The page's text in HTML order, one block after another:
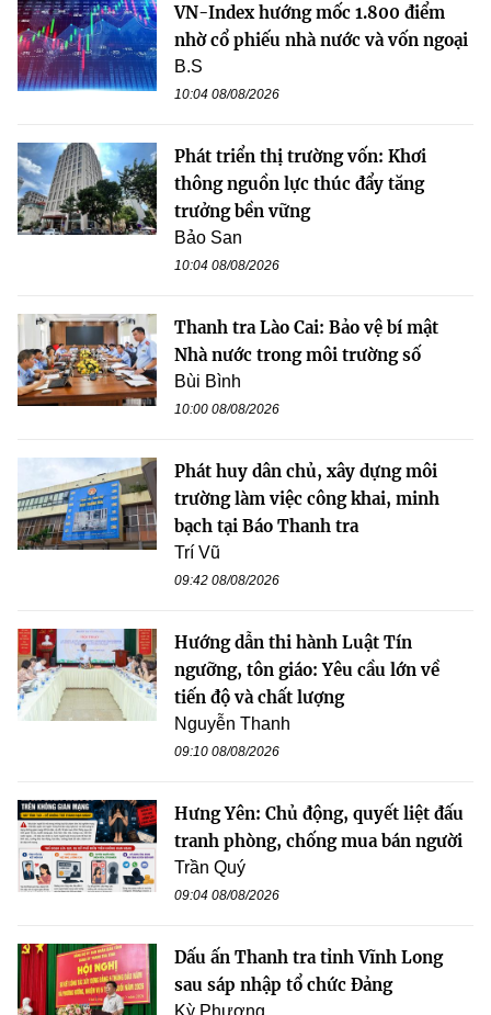
VN-Index hướng mốc 1.800 điểm
nhờ cổ phiếu nhà nước và vốn ngoại
B.S
10:04 08/08/2026
Phát triển thị trường vốn: Khơi
thông nguồn lực thúc đẩy tăng
trưởng bền vững
Bảo San
10:04 08/08/2026
Thanh tra Lào Cai: Bảo vệ bí mật
Nhà nước trong môi trường số
Bùi Bình
10:00 08/08/2026
Phát huy dân chủ, xây dựng môi
trường làm việc công khai, minh
bạch tại Báo Thanh tra
Trí Vũ
09:42 08/08/2026
Hướng dẫn thi hành Luật Tín
ngưỡng, tôn giáo: Yêu cầu lớn về
tiến độ và chất lượng
Nguyễn Thanh
09:10 08/08/2026
Hưng Yên: Chủ động, quyết liệt đấu
tranh phòng, chống mua bán người
Trần Quý
09:04 08/08/2026
Dấu ấn Thanh tra tỉnh Vĩnh Long
sau sáp nhập tổ chức Đảng
Kỳ Phương